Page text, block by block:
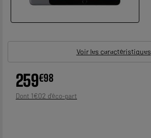
Voir les caractéristiques
259€98
Dont 1€02